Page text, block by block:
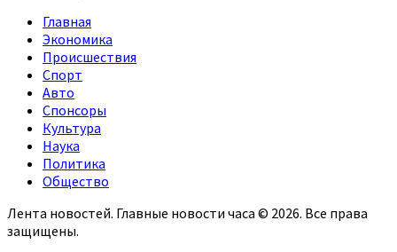
Главная
Экономика
Происшествия
Спорт
Авто
Спонсоры
Культура
Наука
Политика
Общество
Лента новостей. Главные новости часа © 2026. Все права
защищены.